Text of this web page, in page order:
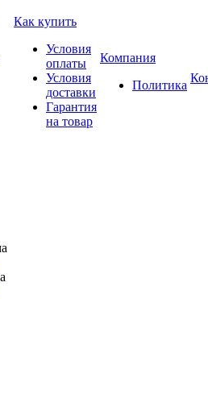
Как купить
Условия
оплаты
Условия
доставки
Гарантия
на товар
Компания
Политика